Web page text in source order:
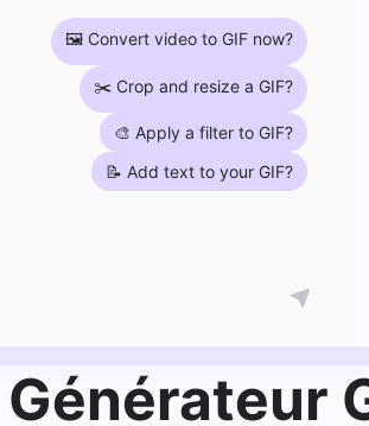
🖼️ Convert video to GIF now?
✂️ Crop and resize a GIF?
🎨 Apply a filter to GIF?
📝 Add text to your GIF?